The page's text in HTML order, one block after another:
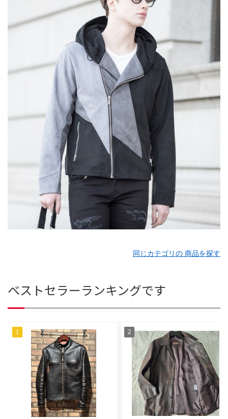
同じカテゴリの 商品を探す
ベストセラーランキングです